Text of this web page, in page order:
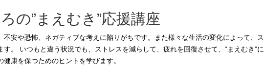
の”まえむき”応援講座
す。 いつもと違う状況でも、ストレスを減らして、疲れを回復させて、“まえむき”に
康を保つためのヒントを学びます。